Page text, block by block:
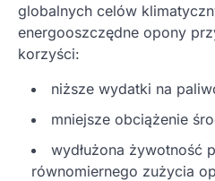
globalnych celów
energooszczędne opony
korzyści:
niższe wydatki na
mniejsze obciążenie
wydłużona żywotność
równomiernego zużycia